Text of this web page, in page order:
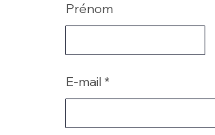
Prénom
E-mail